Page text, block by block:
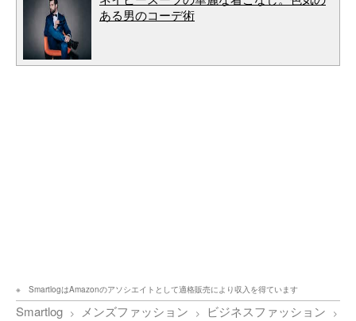
ある男のコーデ術
SmartlogはAmazonのアソシエイトとして適格販売により収入を得ています
Smartlog メンズファッション ビジネスファッション